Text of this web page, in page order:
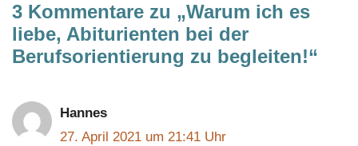
3 Kommentare zu „Warum ich es
liebe, Abiturienten bei der
Berufsorientierung zu begleiten!“
Hannes
27. April 2021 um 21:41 Uhr